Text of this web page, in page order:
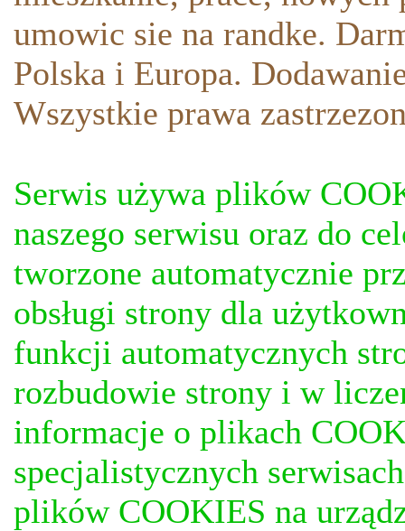
umowic sie na randke.
Polska i Europa.
Wszystkie prawa
Serwis używa plików
naszego serwisu oraz do
tworzone automatycznie
obsługi strony dla
funkcji automatycznych
rozbudowie strony i w
informacje o plikach
specjalistycznych
plików COOKIES na